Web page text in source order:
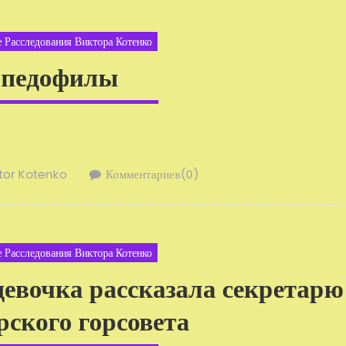
Виктора Котенко
Kotenko Комментариев(0)
Виктора Котенко
рассказала секретарю
горсовета